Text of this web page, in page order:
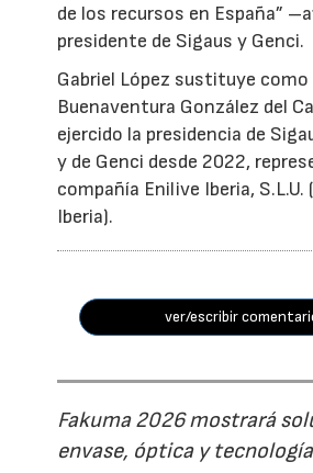
de los recursos en España”
presidente de Sigaus y Genci.
Gabriel López sustituye
Buenaventura González del
ejercido la presidencia de
y de Genci desde 2022,
compañía Enilive Iberia, S.L.U.
Iberia).
ver/escribir
Fakuma 2026 mostrará
envase, óptica y